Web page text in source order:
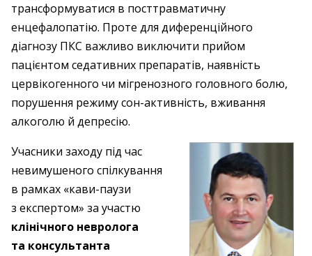
трансформуватися в посттравматичну
енцефалопатію. Проте для диференційного
діагнозу ПКС важливо виключити прийом
пацієнтом седативних препаратів, наявність
цервікогенного чи мігренозного головного болю,
порушення режиму сон-активність, вживання
алкоголю й депресію.
Учасники заходу під час
невимушеного спілкування
в рамках «кави-паузи
з експертом» за участю
клінічного невролога
та консультанта